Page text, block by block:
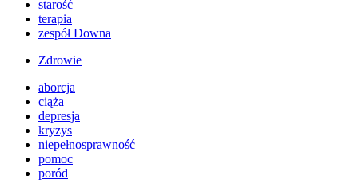
starość
terapia
zespół Downa
Zdrowie
aborcja
ciąża
depresja
kryzys
niepełnosprawność
pomoc
poród